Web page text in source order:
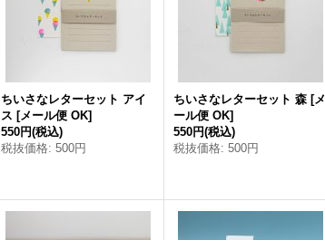
ちいさなレターセット アイ
ス [メール便 OK]
550円(税込)
税抜価格: 500円
ちいさなレターセット 森 [メ
ール便 OK]
550円(税込)
税抜価格: 500円